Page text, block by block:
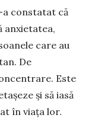
con­statat că
anxietatea,
care au
De
Este
şi să iasă
în viața lor.